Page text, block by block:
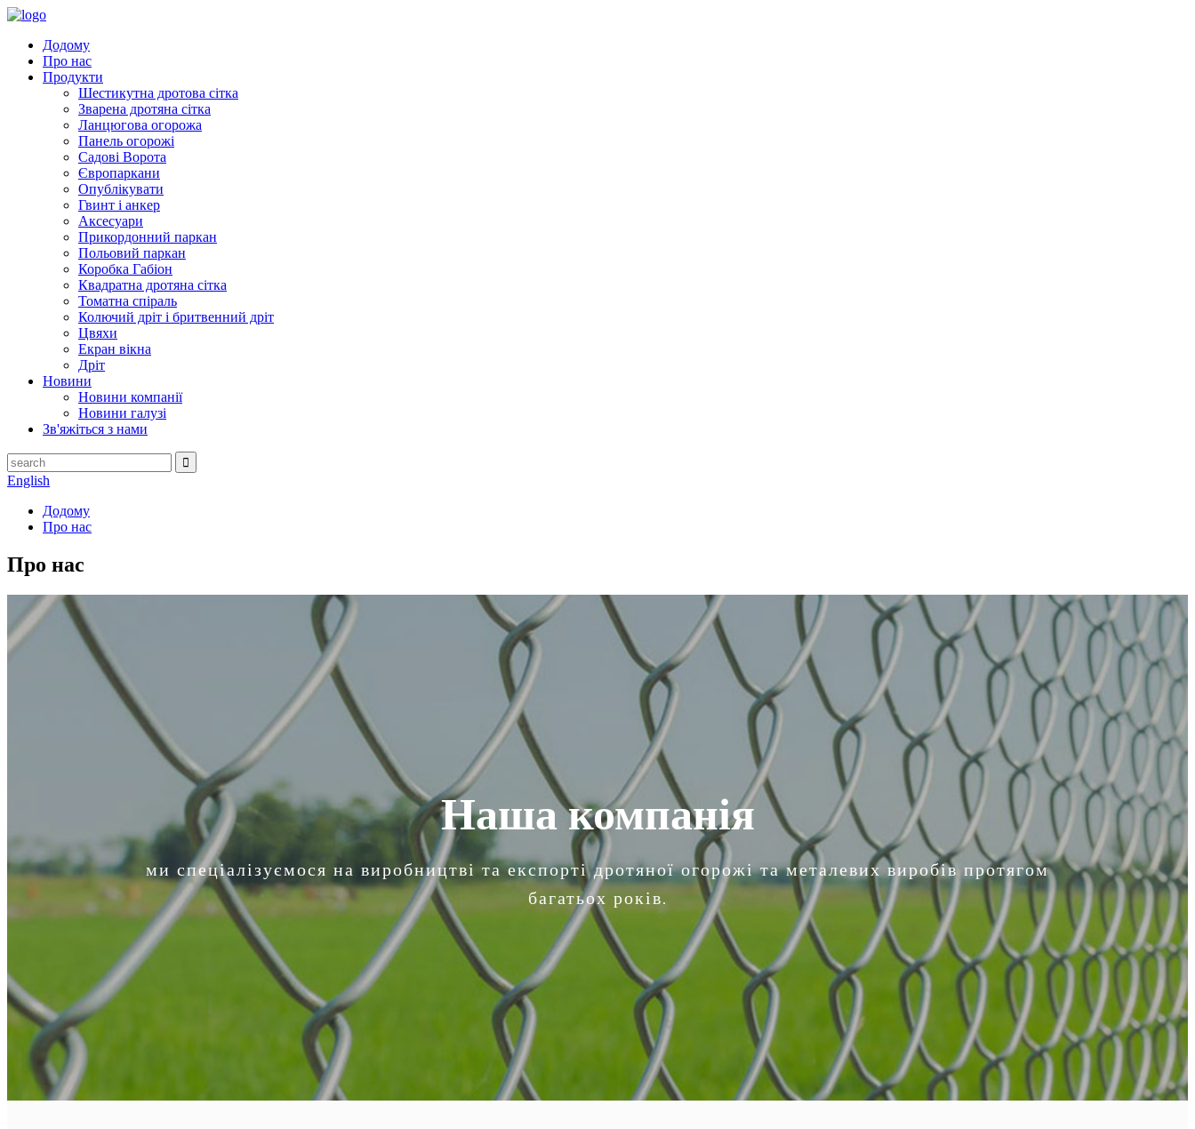
Додому
Про нас
Продукти
Шестикутна дротова сітка
Зварена дротяна сітка
Ланцюгова огорожа
Панель огорожі
Садові Ворота
Європаркани
Опублікувати
Гвинт і анкер
Аксесуари
Прикордонний паркан
Польовий паркан
Коробка Габіон
Квадратна дротяна сітка
Томатна спіраль
Колючий дріт і бритвенний дріт
Цвяхи
Екран вікна
Дріт
Новини
Новини компанії
Новини галузі
Зв'яжіться з нами
English
Додому
Про нас
Про нас
Наша компанія
ми спеціалізуємося на виробництві та експорті дротяної огорожі та металевих виробів протягом
багатьох років.